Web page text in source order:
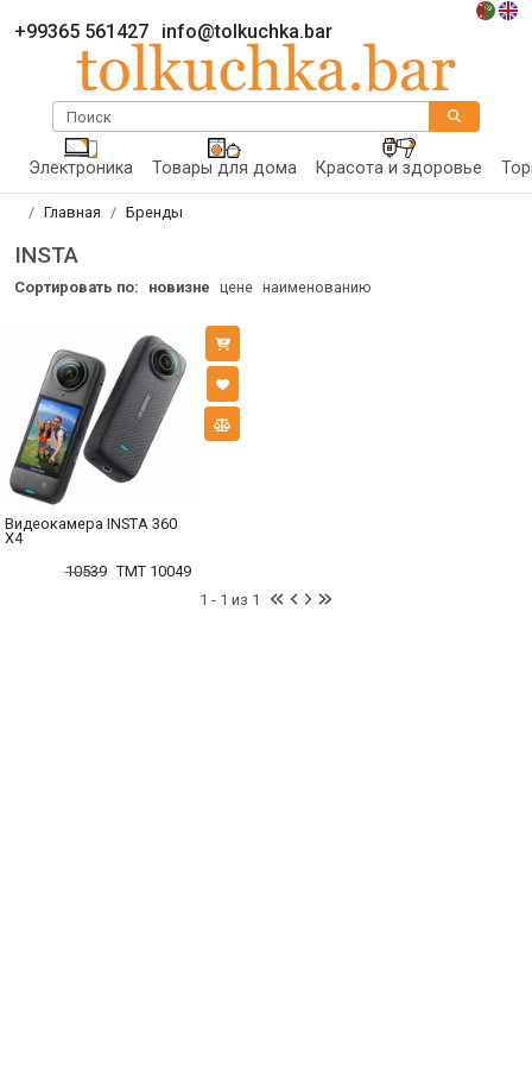
+99365 561427 info@tolkuchka.bar
Поиск
Электроника Товары для дома Красота и здоровье
Главная Бренды
INSTA
Сортировать по: новизне цене наименованию
Видеокамера INSTA 360
X4
10539 TMT 10049
1 - 1 из 1